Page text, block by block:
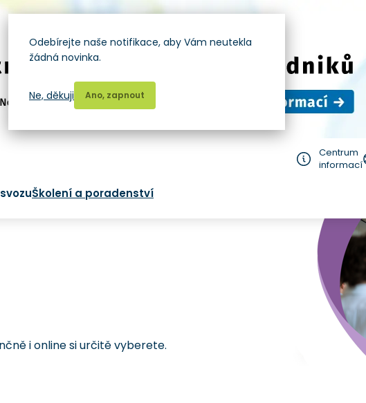
Centrum
informací
Školení a poradenství
i online si určitě vyberete.
Odebírejte naše notifikace, aby Vám neutekla
žádná novinka.
Ano, zapnout
Ne, děkuji